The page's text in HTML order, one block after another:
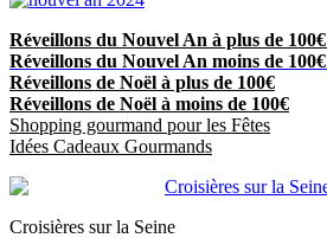
Réveillons du Nouvel An à plus de 100€
Réveillons du Nouvel An moins de 100€
Réveillons de Noël à plus de 100€
Réveillons de Noël à moins de 100€
Shopping gourmand pour les Fêtes
Idées Cadeaux Gourmands
Croisières sur la Seine